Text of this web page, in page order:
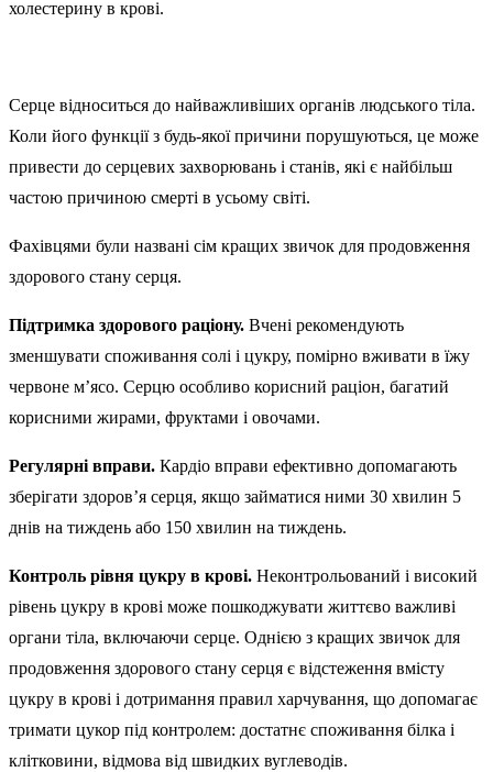
холестерину в крові.
Серце відноситься до найважливіших органів людського тіла.
Коли його функції з будь-якої причини порушуються, це може
привести до серцевих захворювань і станів, які є найбільш
частою причиною смерті в усьому світі.
Фахівцями були названі сім кращих звичок для продовження
здорового стану серця.
Підтримка здорового раціону. Вчені рекомендують
зменшувати споживання солі і цукру, помірно вживати в їжу
червоне м’ясо. Серцю особливо корисний раціон, багатий
корисними жирами, фруктами і овочами.
Регулярні вправи. Кардіо вправи ефективно допомагають
зберігати здоров’я серця, якщо займатися ними 30 хвилин 5
днів на тиждень або 150 хвилин на тиждень.
Контроль рівня цукру в крові. Неконтрольований і високий
рівень цукру в крові може пошкоджувати життєво важливі
органи тіла, включаючи серце. Однією з кращих звичок для
продовження здорового стану серця є відстеження вмісту
цукру в крові і дотримання правил харчування, що допомагає
тримати цукор під контролем: достатнє споживання білка і
клітковини, відмова від швидких вуглеводів.